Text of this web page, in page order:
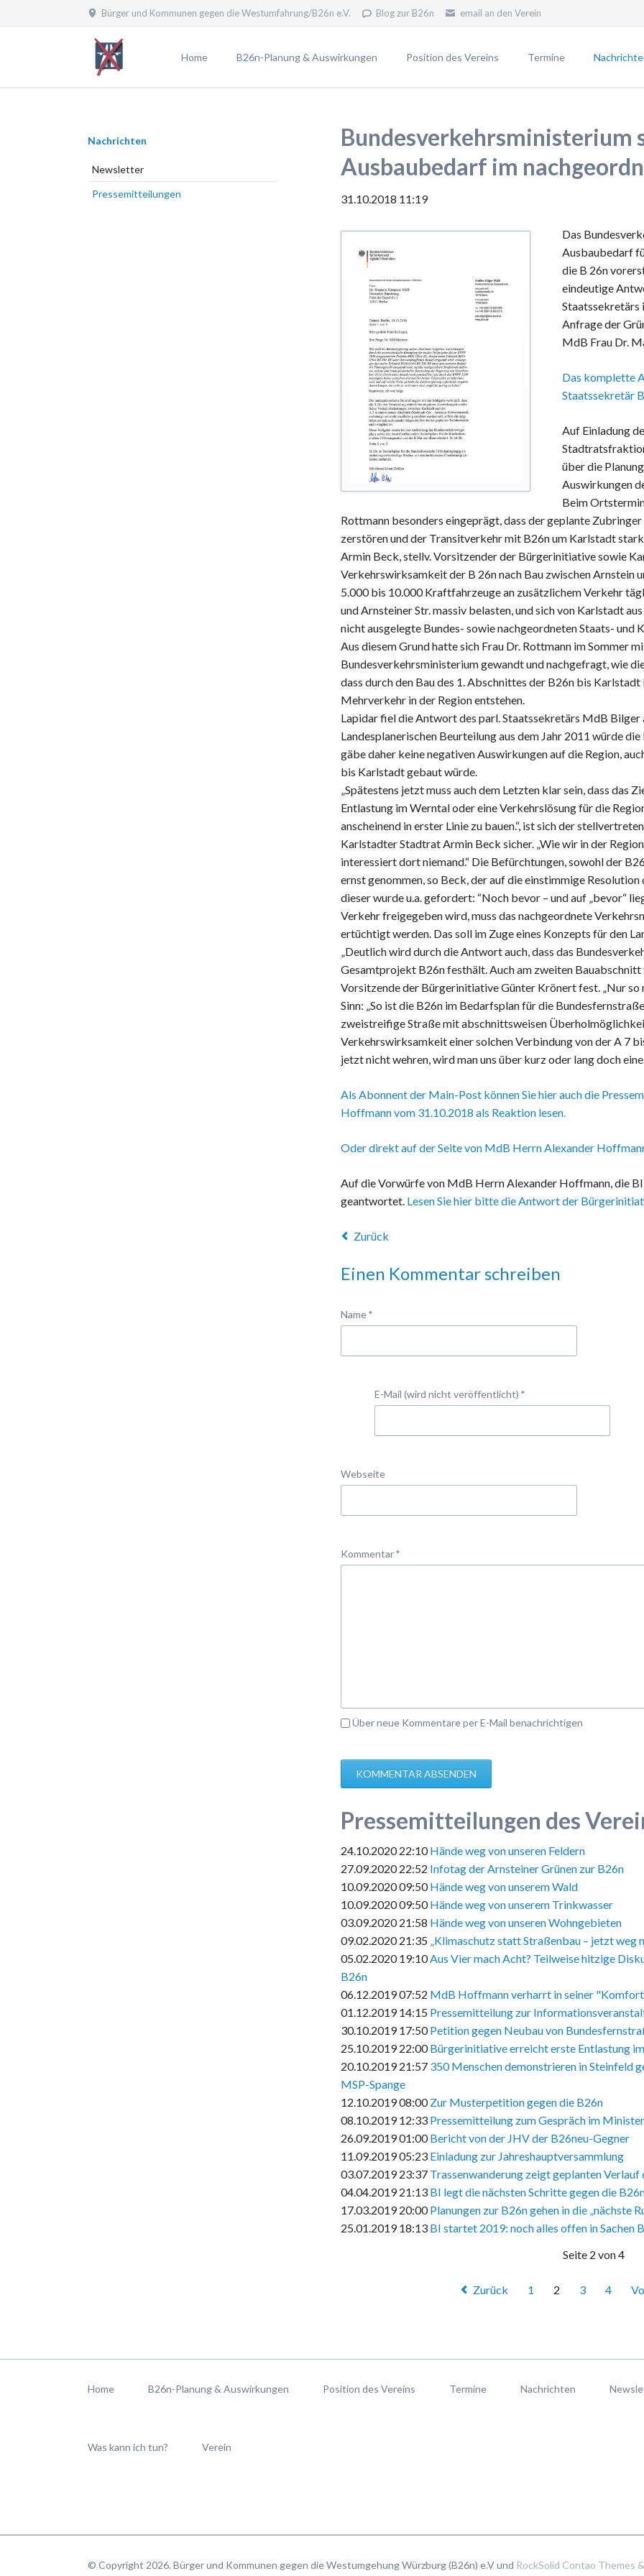
Bürger und Kommunen gegen die Westumfahrung/B26n e.V. Blog zur B26n email an den Verein
Home B26n-Planung & Auswirkungen
Planungen laut BVWP2030
Position des Vereins
Widerstand - warum?
Blog gegen die B26n
Termine
Bundesverkehrsministerium
Ausbaubedarf im
31.10.2018 11:19
Das
Ausbaubedarf
die B 26n
eindeutige
Staatssekretärs
Anfrage der
MdB Frau Dr.
Das komplette
Staatssekretär
Auf Einladung
über die
Auswirkungen
Beim
Rottmann besonders eingeprägt, dass der geplante
zerstören und der Transitverkehr mit B26n um Karlstadt
Armin Beck, stellv. Vorsitzender der Bürgerinitiative sowie
Verkehrswirksamkeit der B 26n nach Bau zwischen Arnstein
5.000 bis 10.000 Kraftfahrzeuge an zusätzlichem Verkehr
und Arnsteiner Str. massiv belasten, und sich von Karlstadt
nicht ausgelegte Bundes- sowie nachgeordneten Staats- und
Aus diesem Grund hatte sich Frau Dr. Rottmann im Sommer
Bundesverkehrsministerium gewandt und nachgefragt, wie
dass durch den Bau des 1. Abschnittes der B26n bis
Mehrverkehr in der Region entstehen.
Lapidar fiel die Antwort des parl. Staatssekretärs MdB Bilger
Landesplanerischen Beurteilung aus dem Jahr 2011 würde
gäbe daher keine negativen Auswirkungen auf die Region,
bis Karlstadt gebaut würde.
„Spätestens jetzt muss auch dem Letzten klar sein, dass das
Entlastung im Werntal oder eine Verkehrslösung für die
anscheinend in erster Linie zu bauen.“, ist sich der
Karlstadter Stadtrat Armin Beck sicher. „Wie wir in der
interessiert dort niemand.“ Die Befürchtungen, sowohl der
ernst genommen, so Beck, der auf die einstimmige
dieser wurde u.a. gefordert: “Noch bevor – und auf „bevor“
Verkehr freigegeben wird, muss das nachgeordnete
ertüchtigt werden. Das soll im Zuge eines Konzepts für den
„Deutlich wird durch die Antwort auch, dass das
Gesamtprojekt B26n festhält. Auch am zweiten Bauabschnitt
Vorsitzende der Bürgerinitiative Günter Krönert fest. „Nur
Sinn: „So ist die B26n im Bedarfsplan für die
zweistreifige Straße mit abschnittsweisen
Verkehrswirksamkeit einer solchen Verbindung von der A 7
jetzt nicht wehren, wird man uns über kurz oder lang doch
Als Abonnent der Main-Post können Sie hier auch die
Hoffmann vom 31.10.2018 als Reaktion lesen.
Oder direkt auf der Seite von MdB Herrn Alexander
Auf die Vorwürfe von MdB Herrn Alexander Hoffmann, die
geantwortet. Lesen Sie hier bitte die Antwort der
Zurück
Einen Kommentar schreiben
Pflichtfeld
Name*
Pflichtfeld
E-Mail (wird nicht veröffentlicht) *
Webseite
Pflichtfeld
Kommentar*
Über neue Kommentare per E-Mail benachrichtigen
KOMMENTAR ABSENDEN
Pressemitteilungen des
24.10.2020 22:10 Hände weg von unseren Feldern
27.09.2020 22:52 Infotag der Arnsteiner Grünen zur B26n
10.09.2020 09:50 Hände weg von unserem Wald
10.09.2020 09:50 Hände weg von unserem Trinkwasser
03.09.2020 21:58 Hände weg von unseren Wohngebieten
09.02.2020 21:35 „Klimaschutz statt Straßenbau – jetzt weg
05.02.2020 19:10Aus Vier mach Acht? Teilweise hitzige
B26n
06.12.2019 07:52 MdB Hoffmann verharrt in seiner
01.12.2019 14:15 Pressemitteilung zur
30.10.2019 17:50 Petition gegen Neubau von
25.10.2019 22:00 Bürgerinitiative erreicht erste Entlastung
20.10.2019 21:57 350 Menschen demonstrieren in Steinfeld
MSP-Spange
12.10.2019 08:00 Zur Musterpetition gegen die B26n
08.10.2019 12:33 Pressemitteilung zum Gespräch im
26.09.2019 01:00 Bericht von der JHV der B26neu-Gegner
11.09.2019 05:23 Einladung zur Jahreshauptversammlung
03.07.2019 23:37 Trassenwanderung zeigt geplanten Verlauf
04.04.2019 21:13 BI legt die nächsten Schritte gegen die
17.03.2019 20:00 Planungen zur B26n gehen in die „nächste
25.01.2019 18:13 BI startet 2019: noch alles offen in Sachen
Seite 2 von 4
Zurück 1 2 3 4
Navigation
Nachrichten
Newsletter
Pressemitteilungen
Home B26n-Planung & Auswirkungen Position des Vereins Termine Nachrichten
Was kann ich tun? Verein
© Copyright 2026. Bürger und Kommunen gegen die Westumgehung Würzburg (B26n) e.V und RockSolid Contao Themes